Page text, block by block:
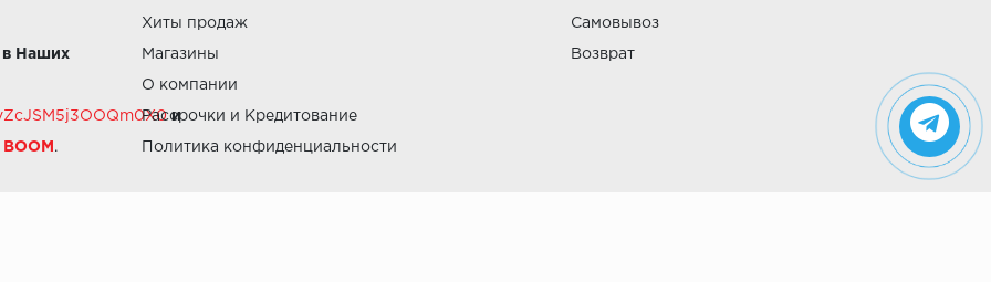
в Наших
и
.
Хиты продаж
Магазины
О компании
Рассрочки и Кредитование
Политика конфиденциальности
Самовывоз
Возврат